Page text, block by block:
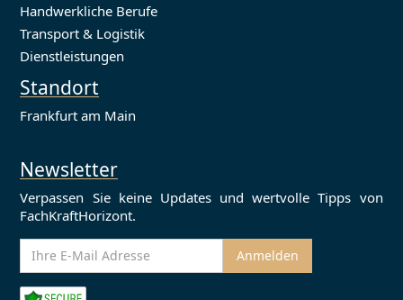
Handwerkliche Berufe
Transport & Logistik
Dienstleistungen
Standort
Frankfurt am Main
Newsletter
Verpassen Sie keine Updates und wertvolle Tipps von
FachKraftHorizont.